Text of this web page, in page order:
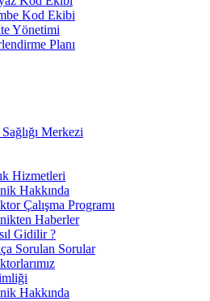
Kod Ekibi
Yönetimi
Planı
Merkezi
Hizmetleri
Hakkında
Çalışma Programı
Haberler
Gidilir ?
Sorulan Sorular
Hakkında